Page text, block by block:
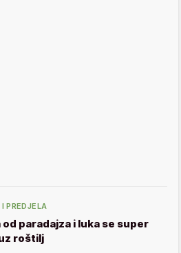
PREDJELA
od paradajza i luka se super
roštilj